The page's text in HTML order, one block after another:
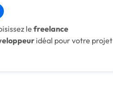
lefreelance
idéal pour votre projet